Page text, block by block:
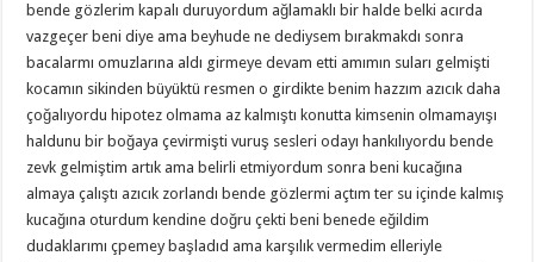
bende gözlerim kapalı duruyordum ağlamaklı bir halde belki acırda
vazgeçer beni diye ama beyhude ne dediysem bırakmakdı sonra
bacalarmı omuzlarına aldı girmeye devam etti amımın suları gelmişti
kocamın sikinden büyüktü resmen o girdikte benim hazzım azıcık daha
çoğalıyordu hipotez olmama az kalmıştı konutta kimsenin olmamayışı
haldunu bir boğaya çevirmişti vuruş sesleri odayı hankılıyordu bende
zevk gelmiştim artık ama belirli etmiyordum sonra beni kucağına
almaya çalıştı azıcık zorlandı bende gözlermi açtım ter su içinde kalmış
kucağına oturdum kendine doğru çekti beni benede eğildim
dudaklarımı çpemey başladıd ama karşılık vermedim elleriyle